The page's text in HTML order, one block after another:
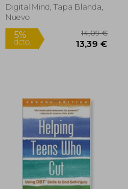
5%
dcto.
Digital Mind, Tapa Blanda,
Nuevo